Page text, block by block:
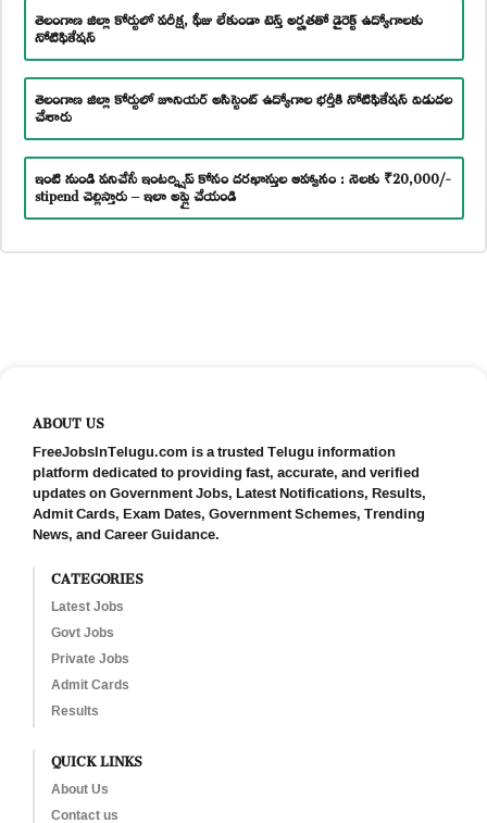
తెలంగాణ జిల్లా కోర్టులో పరీక్ష, ఫీజు లేకుండా టెన్త్ అర్హతతో డైరెక్ట్ ఉద్యోగాలకు
నోటిఫికేషన్
తెలంగాణ జిల్లా కోర్టులో జూనియర్ అసిస్టెంట్ ఉద్యోగాల భర్తీకి నోటిఫికేషన్ విడుదల
చేశారు
ఇంటి నుండి పనిచేసే ఇంటర్న్షిప్ కోసం దరఖాస్తుల ఆహ్వానం : నెలకు ₹20,000/-
stipend చెల్లిస్తారు – ఇలా అప్లై చేయండి
ABOUT US
FreeJobsInTelugu.com is a trusted Telugu information
platform dedicated to providing fast, accurate, and verified
updates on Government Jobs, Latest Notifications, Results,
Admit Cards, Exam Dates, Government Schemes, Trending
News, and Career Guidance.
CATEGORIES
Latest Jobs
Govt Jobs
Private Jobs
Admit Cards
Results
QUICK LINKS
About Us
Contact us